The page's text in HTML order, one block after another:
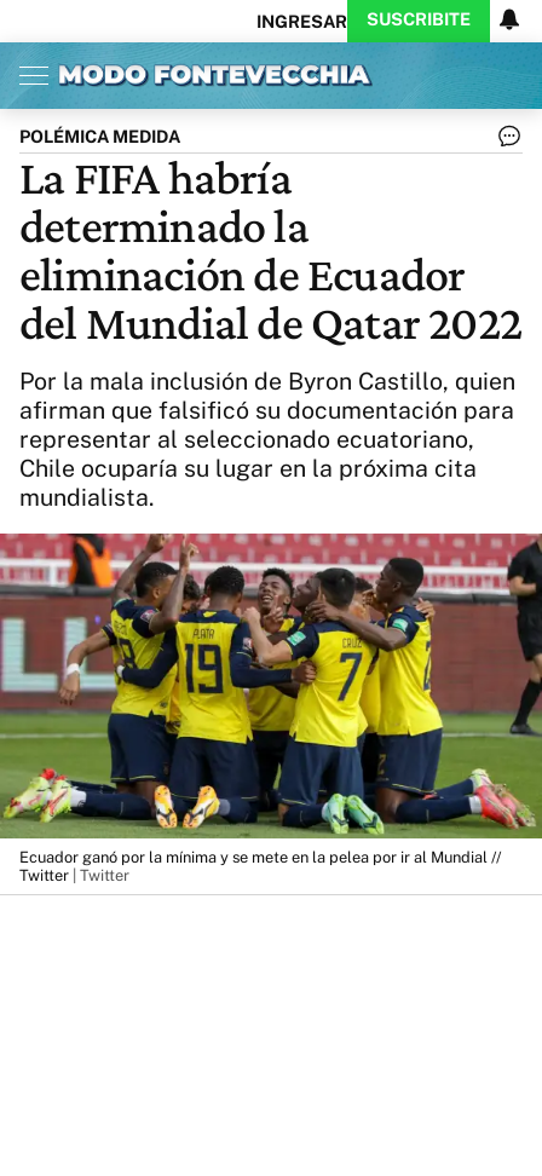
INGRESAR SUSCRIBITE
Inicio Ahora
Opinión
Política
Ciencia
Cultura
Arte
Internacional
Clima
CARAS
Exitoina
Videos
Córdoba
Reperfilar
Business
Noticias
Caras
Diario del Juicio
Actualidad
POLÉMICA MEDIDA
La FIFA habría
determinado la
eliminación de Ecuador
del Mundial de Qatar 2022
Por la mala inclusión de Byron Castillo, quien
afirman que falsificó su documentación para
representar al seleccionado ecuatoriano,
Chile ocuparía su lugar en la próxima cita
mundialista.
Ecuador ganó por la mínima y se mete en la pelea por ir al Mundial //
Twitter | Twitter